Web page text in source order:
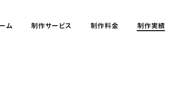
ム 制作サービス 制作料金 制作実績